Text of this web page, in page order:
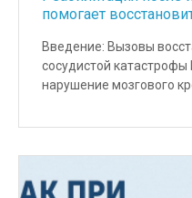
помогает
Введение: Вызовы
сосудистой катастрофы
нарушение мозгового